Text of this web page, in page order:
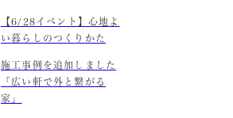
【6/28イベント】心地よ
い暮らしのつくりかた
施工事例を追加しました
「広い軒で外と繋がる
家」